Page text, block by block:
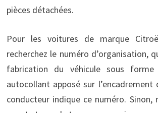
pièces détachées.
Pour les voitures de marque
recherchez le numéro d’organisation,
fabrication du véhicule sous forme
autocollant apposé sur
conducteur indique ce numéro. Sinon,